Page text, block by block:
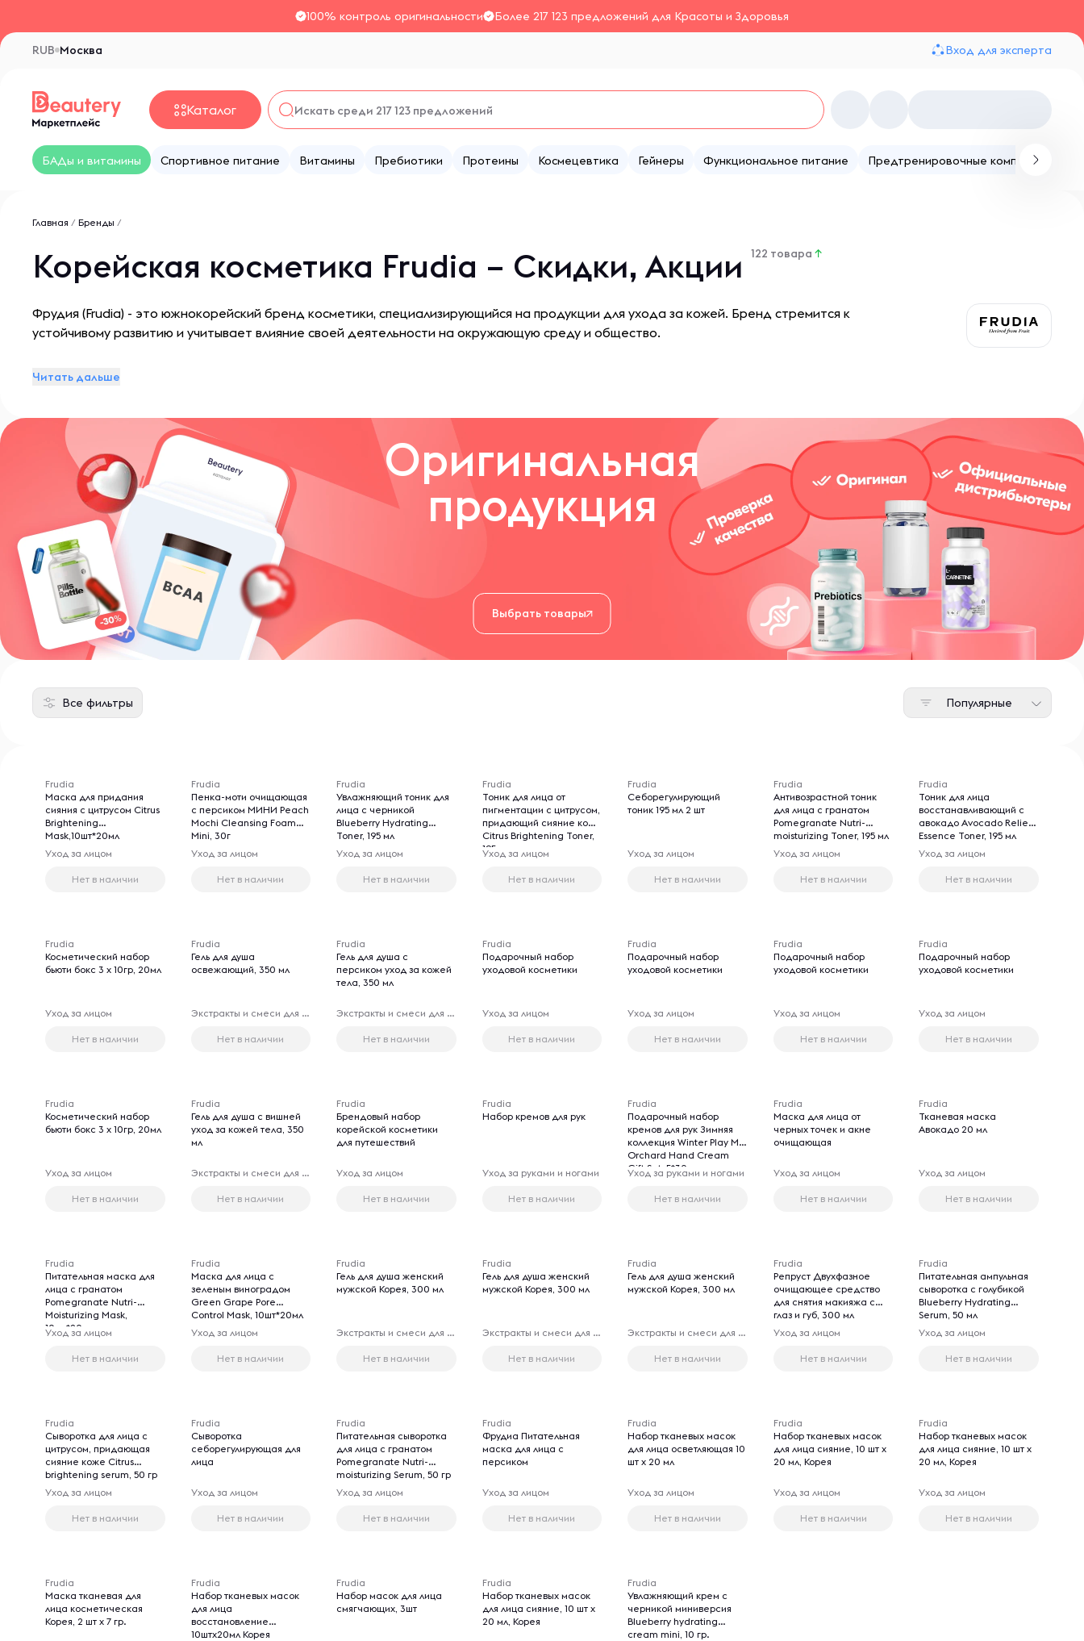
100% контроль оригинальности Более 217 123 предложений для Красоты и Здоровья
Москва
RUB Вход для эксперта
Каталог
БАДы и витамины Спортивное питание Витамины Пребиотики Протеины Космецевтика Гейнеры Функциональное питание Предтренировочные комплексы
Главная / Бренды /
Корейская косметика Frudia – Скидки, Акции 122 товара ↑
Фрудия (Frudia) - это южнокорейский бренд косметики, специализирующийся на продукции для ухода за кожей. Бренд стремится к
устойчивому развитию и учитывает влияние своей деятельности на окружающую среду и общество.
Читать дальше
Оригинальная
продукция
Выбрать товары
Все фильтры Популярные
Frudia
Маска для придания
сияния с цитрусом Citrus
Brightening
Mask,10шт*20мл
Уход за лицом
Нет в наличии
Frudia
Пенка-моти очищающая
c персиком МИНИ Peach
Mochi Cleansing Foam
Mini, 30г
Уход за лицом
Нет в наличии
Frudia
Увлажняющий тоник для
лица с черникой
Blueberry Hydrating
Toner, 195 мл
Уход за лицом
Нет в наличии
Frudia
Тоник для лица от
пигментации с цитрусом,
придающий сияние коже
Citrus Brightening Toner,
195 мл
Уход за лицом
Нет в наличии
Frudia
Себорегулирующий
тоник 195 мл 2 шт
Уход за лицом
Нет в наличии
Frudia
Антивозрастной тоник
для лица с гранатом
Pomegranate Nutri-
moisturizing Toner, 195 мл
Уход за лицом
Нет в наличии
Frudia
Тоник для лица
восстанавливающий с
авокадо Avocado Relief
Essence Toner, 195 мл
Уход за лицом
Нет в наличии
Frudia
Косметический набор
бьюти бокс 3 х 10гр, 20мл
Уход за лицом
Нет в наличии
Frudia
Гель для душа
освежающий, 350 мл
Экстракты и смеси для принятия ванн
Нет в наличии
Frudia
Гель для душа с
персиком уход за кожей
тела, 350 мл
Экстракты и смеси для принятия ванн
Нет в наличии
Frudia
Подарочный набор
уходовой косметики
Уход за лицом
Нет в наличии
Frudia
Подарочный набор
уходовой косметики
Уход за лицом
Нет в наличии
Frudia
Подарочный набор
уходовой косметики
Уход за лицом
Нет в наличии
Frudia
Подарочный набор
уходовой косметики
Уход за лицом
Нет в наличии
Frudia
Косметический набор
бьюти бокс 3 х 10гр, 20мл
Уход за лицом
Нет в наличии
Frudia
Гель для душа с вишней
уход за кожей тела, 350
мл
Экстракты и смеси для принятия ванн
Нет в наличии
Frudia
Брендовый набор
корейской косметики
для путешествий
Уход за лицом
Нет в наличии
Frudia
Набор кремов для рук
Уход за руками и ногами
Нет в наличии
Frudia
Подарочный набор
кремов для рук Зимняя
коллекция Winter Play My
Orchard Hand Cream
Gift Set, 5*30г
Уход за руками и ногами
Нет в наличии
Frudia
Маска для лица от
черных точек и акне
очищающая
Уход за лицом
Нет в наличии
Frudia
Тканевая маска
Авокадо 20 мл
Уход за лицом
Нет в наличии
Frudia
Питательная маска для
лица с гранатом
Pomegranate Nutri-
Moisturizing Mask,
10шт*20мл
Уход за лицом
Нет в наличии
Frudia
Маска для лица с
зеленым виноградом
Green Grape Pore
Control Mask, 10шт*20мл
Уход за лицом
Нет в наличии
Frudia
Гель для душа женский
мужской Корея, 300 мл
Экстракты и смеси для принятия ванн
Нет в наличии
Frudia
Гель для душа женский
мужской Корея, 300 мл
Экстракты и смеси для принятия ванн
Нет в наличии
Frudia
Гель для душа женский
мужской Корея, 300 мл
Экстракты и смеси для принятия ванн
Нет в наличии
Frudia
Репруст Двухфазное
очищающее средство
для снятия макияжа с
глаз и губ, 300 мл
Уход за лицом
Нет в наличии
Frudia
Питательная ампульная
сыворотка с голубикой
Blueberry Hydrating
Serum, 50 мл
Уход за лицом
Нет в наличии
Frudia
Сыворотка для лица с
цитрусом, придающая
сияние коже Citrus
brightening serum, 50 гр
Уход за лицом
Нет в наличии
Frudia
Сыворотка
себорегулирующая для
лица
Уход за лицом
Нет в наличии
Frudia
Питательная сыворотка
для лица с гранатом
Pomegranate Nutri-
moisturizing Serum, 50 гр
Уход за лицом
Нет в наличии
Frudia
Фрудиа Питательная
маска для лица с
персиком
Уход за лицом
Нет в наличии
Frudia
Набор тканевых масок
для лица осветляющая 10
шт х 20 мл
Уход за лицом
Нет в наличии
Frudia
Набор тканевых масок
для лица сияние, 10 шт х
20 мл, Корея
Уход за лицом
Нет в наличии
Frudia
Набор тканевых масок
для лица сияние, 10 шт х
20 мл, Корея
Уход за лицом
Нет в наличии
Frudia
Маска тканевая для
лица косметическая
Корея, 2 шт х 7 гр.
Frudia
Набор тканевых масок
для лица
восстановление
10штх20мл Корея
Frudia
Набор масок для лица
смягчающих, 3шт
Frudia
Набор тканевых масок
для лица сияние, 10 шт х
20 мл, Корея
Frudia
Увлажняющий крем с
черникой миниверсия
Blueberry hydrating
cream mini, 10 гр.